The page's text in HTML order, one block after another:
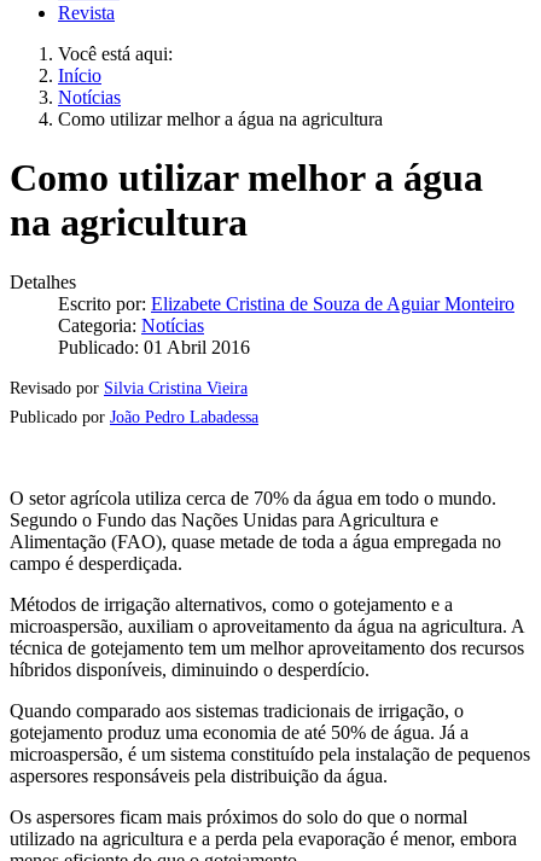
Revista
Você está aqui:
Início
Notícias
Como utilizar melhor a água na agricultura
Como utilizar melhor a água
na agricultura
Detalhes
Escrito por: Elizabete Cristina de Souza de Aguiar Monteiro
Categoria: Notícias
Publicado: 01 Abril 2016
Revisado por Silvia Cristina Vieira
Publicado por João Pedro Labadessa
O setor agrícola utiliza cerca de 70% da água em todo o mundo.
Segundo o Fundo das Nações Unidas para Agricultura e
Alimentação (FAO), quase metade de toda a água empregada no
campo é desperdiçada.
Métodos de irrigação alternativos, como o gotejamento e a
microaspersão, auxiliam o aproveitamento da água na agricultura. A
técnica de gotejamento tem um melhor aproveitamento dos recursos
híbridos disponíveis, diminuindo o desperdício.
Quando comparado aos sistemas tradicionais de irrigação, o
gotejamento produz uma economia de até 50% de água. Já a
microaspersão, é um sistema constituído pela instalação de pequenos
aspersores responsáveis pela distribuição da água.
Os aspersores ficam mais próximos do solo do que o normal
utilizado na agricultura e a perda pela evaporação é menor, embora